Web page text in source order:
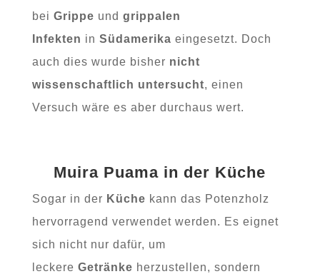
bei Grippe und grippalen
Infekten in Südamerika eingesetzt. Doch
auch dies wurde bisher nicht
wissenschaftlich untersucht, einen
Versuch wäre es aber durchaus wert.
Muira Puama in der Küche
Sogar in der Küche kann das Potenzholz
hervorragend verwendet werden. Es eignet
sich nicht nur dafür, um
leckere Getränke herzustellen, sondern